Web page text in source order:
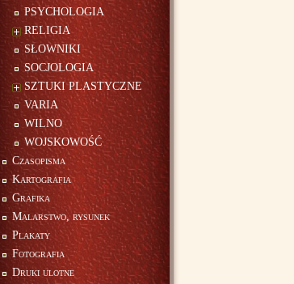
PSYCHOLOGIA
RELIGIA
SŁOWNIKI
SOCJOLOGIA
SZTUKI PLASTYCZNE
VARIA
WILNO
WOJSKOWOŚĆ
Czasopisma
Kartografia
Grafika
Malarstwo, rysunek
Plakaty
Fotografia
Druki ulotne